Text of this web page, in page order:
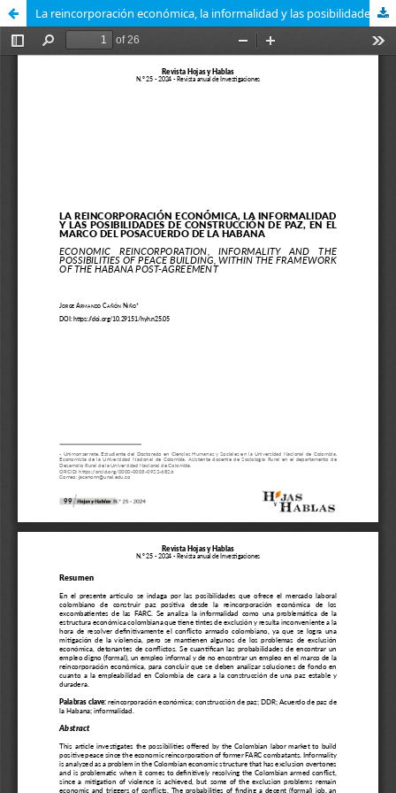
La reincorporación económica, la informalidad y las posibilidades de construcción de paz, en el marco del posacuerdo de La Habana